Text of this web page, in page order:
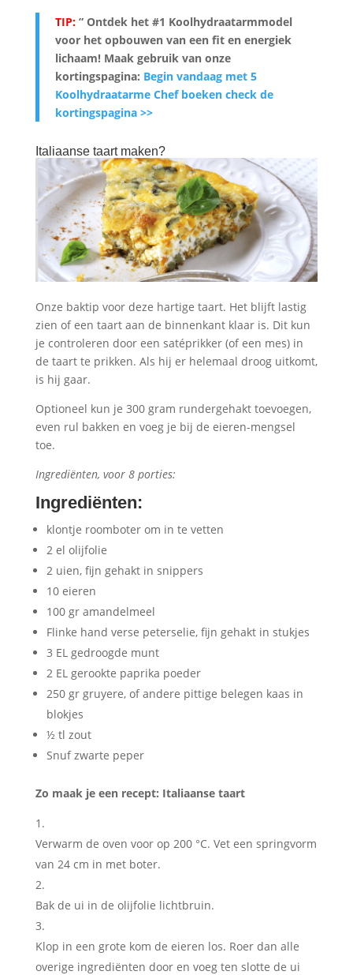
TIP:” Ontdek het #1 Koolhydraatarmmodel
voor het opbouwen van een fit en energiek
lichaam! Maak gebruik van onze
kortingspagina: Begin vandaag met 5
Koolhydraatarme Chef boeken check de
kortingspagina >>
Italiaanse taart maken?
Onze baktip voor deze hartige taart. Het blijft lastig
zien of een taart aan de binnenkant klaar is. Dit kun
je controleren door een satéprikker (of een mes) in
de taart te prikken. Als hij er helemaal droog uitkomt,
is hij gaar.
Optioneel kun je 300 gram rundergehakt toevoegen,
even rul bakken en voeg je bij de eieren-mengsel
toe.
Ingrediënten, voor 8 porties:
Ingrediënten:
klontje roomboter om in te vetten
2 el olijfolie
2 uien, fijn gehakt in snippers
10 eieren
100 gr amandelmeel
Flinke hand verse peterselie, fijn gehakt in stukjes
3 EL gedroogde munt
2 EL gerookte paprika poeder
250 gr gruyere, of andere pittige belegen kaas in
blokjes
½ tl zout
Snuf zwarte peper
Zo maak je een recept: Italiaanse taart
Verwarm de oven voor op 200 °C. Vet een springvorm
van 24 cm in met boter.
Bak de ui in de olijfolie lichtbruin.
Klop in een grote kom de eieren los. Roer dan alle
overige ingrediënten door en voeg ten slotte de ui